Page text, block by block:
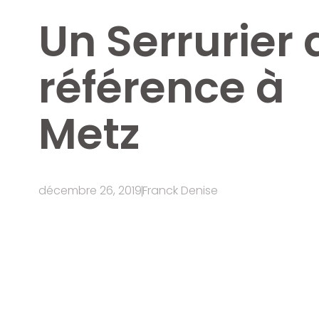
Un Serrurier
référence à
Metz
décembre 26, 2019Franck Denise